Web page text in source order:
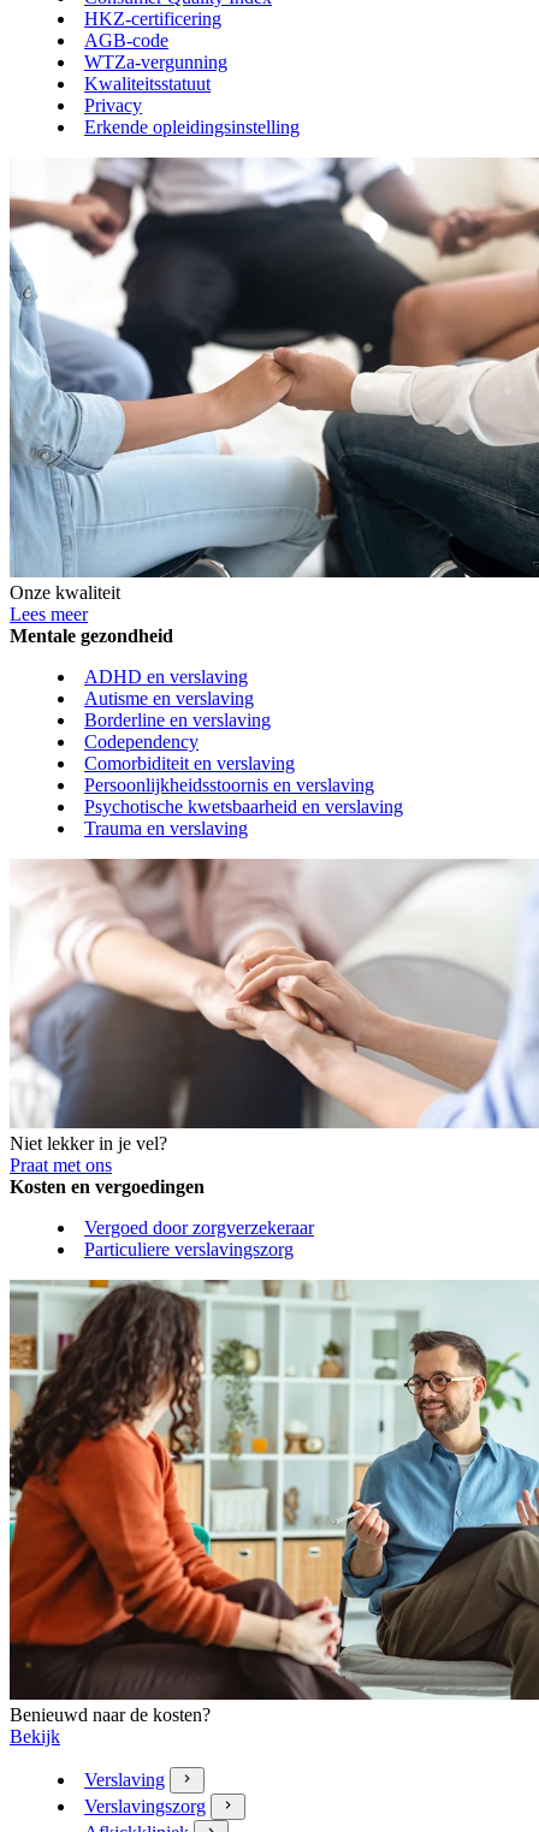
HKZ-certificering
AGB-code
WTZa-vergunning
Kwaliteitsstatuut
Privacy
Erkende opleidingsinstelling
Onze kwaliteit
Lees meer
Mentale gezondheid
ADHD en verslaving
Autisme en verslaving
Borderline en verslaving
Codependency
Comorbiditeit en verslaving
Persoonlijkheidsstoornis en verslaving
Psychotische kwetsbaarheid en verslaving
Trauma en verslaving
Niet lekker in je vel?
Praat met ons
Kosten en vergoedingen
Vergoed door zorgverzekeraar
Particuliere verslavingszorg
Benieuwd naar de kosten?
Bekijk
Verslaving
Verslavingszorg